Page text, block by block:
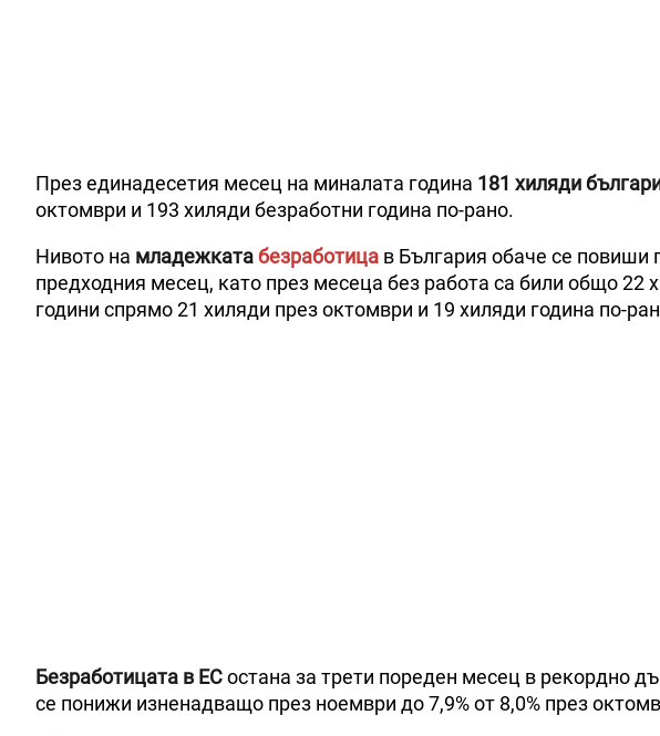
През единадесетия месец на миналата година 181 хиляди
октомври и 193 хиляди безработни година по-рано.
Нивото на младежкатабезработица в България обаче се повиши
предходния месец, като през месеца без работа са били общо 22
години спрямо 21 хиляди през октомври и 19 хиляди година по-
Безработицата в ЕСостана за трети пореден месец в рекордно
се понижи изненадващо през ноември до 7,9% от 8,0% през